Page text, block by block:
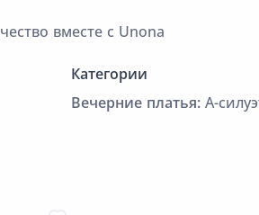
вместе с Unona
Категории
Вечерние платья: А-